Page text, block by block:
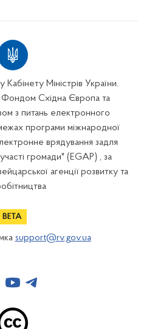
Кабінету Міністрів України.
Фондом Східна Європа та
з питань електронного
програми міжнародної
врядування задля
участі громади" (EGAP) , за
агенції розвитку та
support@rv.gov.ua